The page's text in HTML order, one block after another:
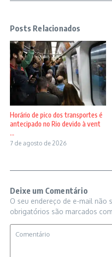
Posts Relacionados
Horário de pico dos transportes é
antecipado no Rio devido à vent
...
7 de agosto de 2026
Deixe um Comentário
O seu endereço de e-mail não
obrigatórios são marcados com